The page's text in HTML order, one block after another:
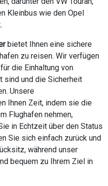
Kleinbus wie den Opel
bietet Ihnen eine sichere
zu reisen. Wir verfügen
die Einhaltung von
sind und die Sicherheit
Unsere
Ihnen Zeit, indem sie die
Flughafen nehmen,
in Echtzeit über den Status
Sie sich einfach zurück und
während unser
bequem zu Ihrem Ziel in